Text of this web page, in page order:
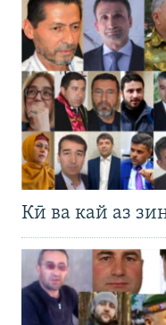
Кӣ ва кай аз